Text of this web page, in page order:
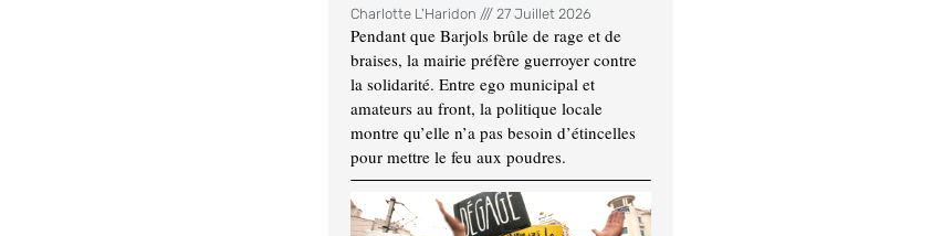
Charlotte L'Haridon 27 Juillet 2026
Pendant que Barjols brûle de rage et de
braises, la mairie préfère guerroyer contre
la solidarité. Entre ego municipal et
amateurs au front, la politique locale
montre qu’elle n’a pas besoin d’étincelles
pour mettre le feu aux poudres.